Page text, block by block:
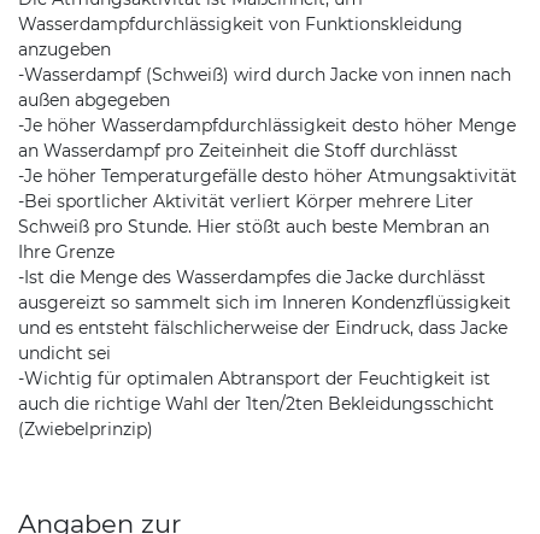
Wasserdampfdurchlässigkeit von Funktionskleidung
anzugeben
-Wasserdampf (Schweiß) wird durch Jacke von innen nach
außen abgegeben
-Je höher Wasserdampfdurchlässigkeit desto höher Menge
an Wasserdampf pro Zeiteinheit die Stoff durchlässt
-Je höher Temperaturgefälle desto höher Atmungsaktivität
-Bei sportlicher Aktivität verliert Körper mehrere Liter
Schweiß pro Stunde. Hier stößt auch beste Membran an
Ihre Grenze
-Ist die Menge des Wasserdampfes die Jacke durchlässt
ausgereizt so sammelt sich im Inneren Kondenzflüssigkeit
und es entsteht fälschlicherweise der Eindruck, dass Jacke
undicht sei
-Wichtig für optimalen Abtransport der Feuchtigkeit ist
auch die richtige Wahl der 1ten/2ten Bekleidungsschicht
(Zwiebelprinzip)
Angaben zur